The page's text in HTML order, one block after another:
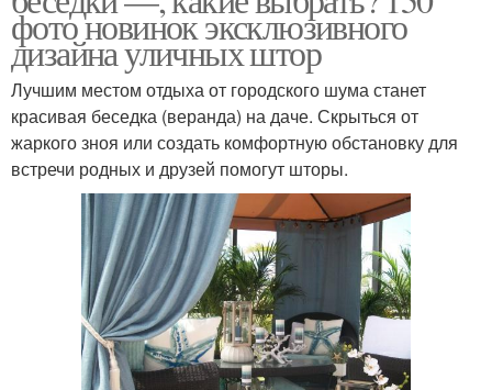
фото новинок эксклюзивного
дизайна уличных штор
Лучшим местом отдыха от городского шума станет
красивая беседка (веранда) на даче. Скрыться от
жаркого зноя или создать комфортную обстановку для
встречи родных и друзей помогут шторы.